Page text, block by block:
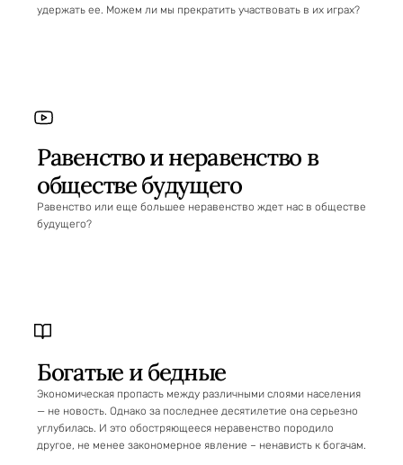
удержать ее. Можем ли мы прекратить участвовать в их играх?
Равенство и неравенство в
обществе будущего
Равенство или еще большее неравенство ждет нас в обществе
будущего?
Богатые и бедные
Экономическая пропасть между различными слоями населения
— не новость. Однако за последнее десятилетие она серьезно
углубилась. И это обостряющееся неравенство породило
другое, не менее закономерное явление – ненависть к богачам.